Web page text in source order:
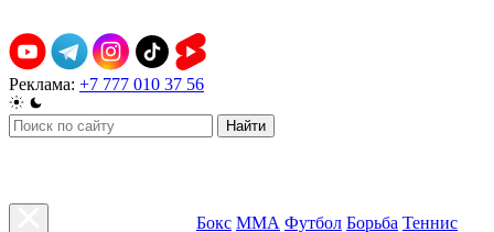
Реклама: +7 777 010 37 56
Найти
Бокс ММА Футбол Борьба Теннис